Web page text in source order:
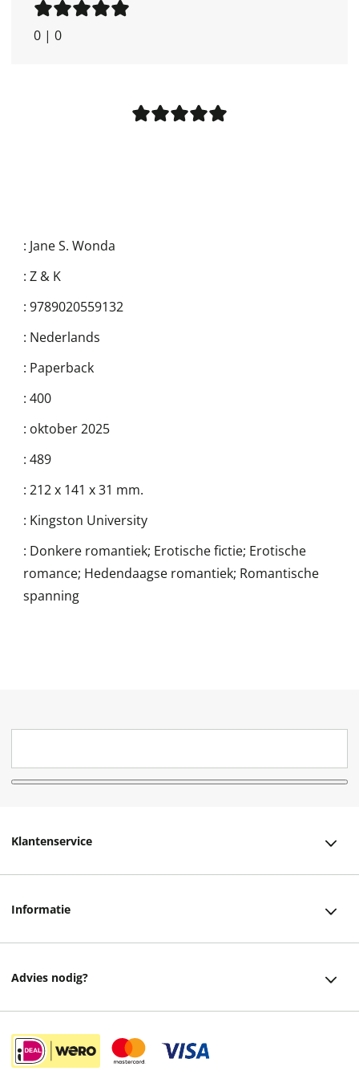
0 | 0
: Jane S. Wonda
: Z & K
: 9789020559132
: Nederlands
: Paperback
: 400
: oktober 2025
: 489
: 212 x 141 x 31 mm.
: Kingston University
: Donkere romantiek; Erotische fictie; Erotische
romance; Hedendaagse romantiek; Romantische
spanning
Klantenservice
Retourneren
Informatie
Cadeaukaart
Advies nodig?
Instagram